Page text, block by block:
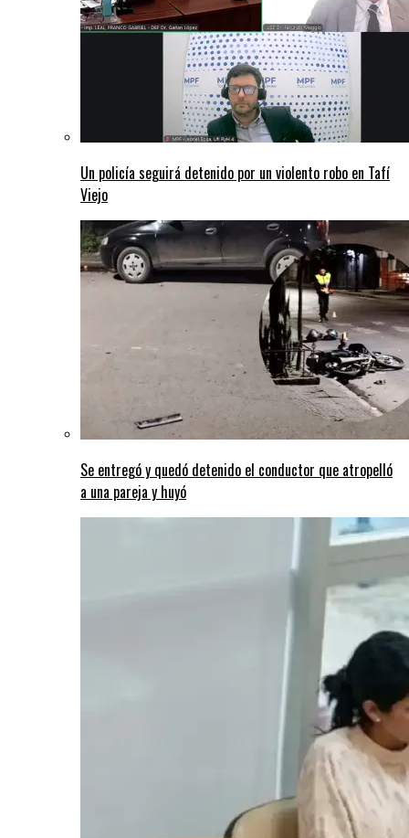
Un policía seguirá detenido por un violento robo en Tafí
Viejo
Se entregó y quedó detenido el conductor que atropelló
a una pareja y huyó